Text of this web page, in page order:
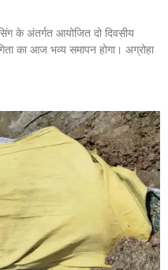
के अंतर्गत आयोजित दो दिवसीय
का आज भव्य समापन होगा। अग्रोहा